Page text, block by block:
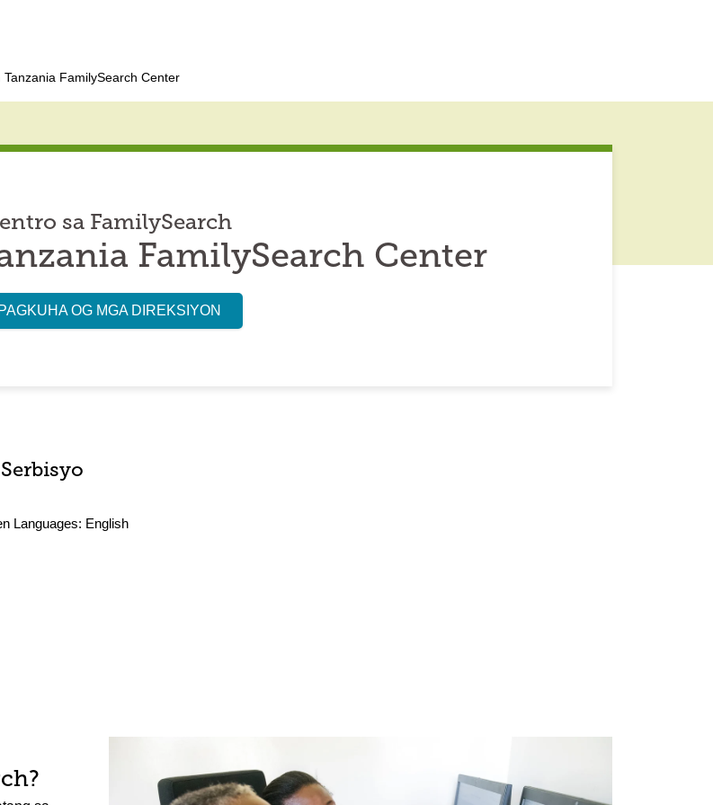
Tanzania FamilySearch Center
sa FamilySearch
FamilySearch Center
PAGKUHA OG MGA DIREKSIYON
Languages: English